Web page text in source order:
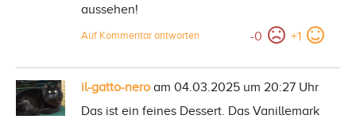
aussehen!
-0 +1
Auf Kommentar antworten
il-gatto-nero am 04.03.2025 um 20:27 Uhr
Das ist ein feines Dessert. Das Vanillemark